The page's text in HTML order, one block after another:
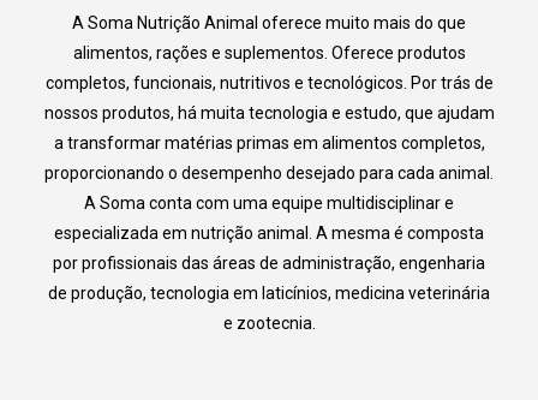
A Soma Nutrição Animal oferece muito mais do que
alimentos, rações e suplementos. Oferece produtos
completos, funcionais, nutritivos e tecnológicos. Por trás de
nossos produtos, há muita tecnologia e estudo, que ajudam
a transformar matérias primas em alimentos completos,
proporcionando o desempenho desejado para cada animal.
A Soma conta com uma equipe multidisciplinar e
especializada em nutrição animal. A mesma é composta
por profissionais das áreas de administração, engenharia
de produção, tecnologia em laticínios, medicina veterinária
e zootecnia.